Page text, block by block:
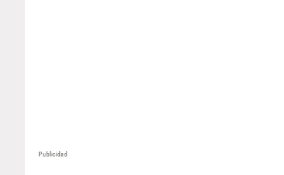
Publicidad